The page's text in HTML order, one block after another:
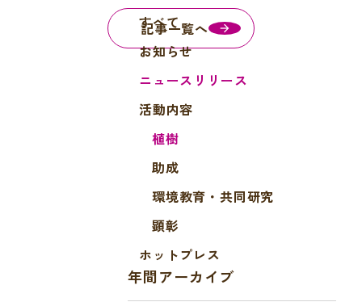
記事一覧へ
すべて
お知らせ
ニュースリリース
活動内容
植樹
助成
環境教育・共同研究
顕彰
ホットプレス
年間アーカイブ